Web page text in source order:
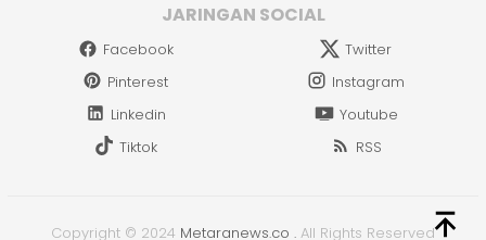
JARINGAN SOCIAL
Facebook
Twitter
Pinterest
Instagram
Linkedin
Youtube
Tiktok
RSS
Copyright © 2024 Metaranews.co . All Rights Reserved